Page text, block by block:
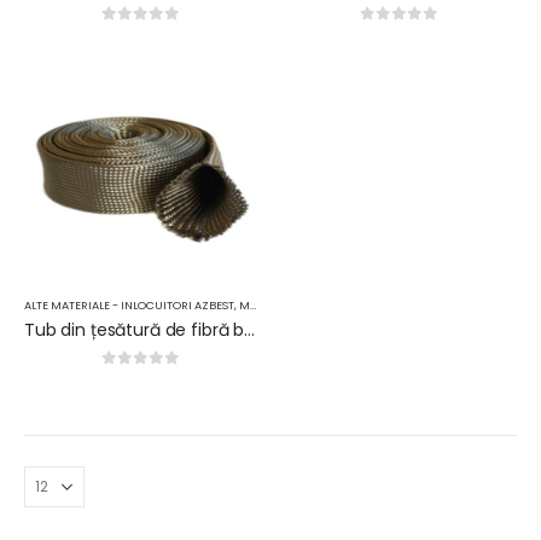
ALTE MATERIALE - INLOCUITORI AZBEST, MATERIALE TERMOIZOLANTE
Tub din țesătură de fibră bazaltică